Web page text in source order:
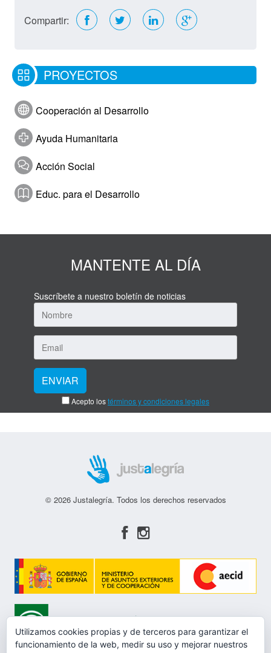
Compartir:
PROYECTOS
Cooperación al Desarrollo
Ayuda Humanitaria
Acción Social
Educ. para el Desarrollo
MANTENTE AL DÍA
Suscríbete a nuestro boletín de noticias
Acepto lostérminos y condiciones legales
© 2026 Justalegría. Todos los derechos reservados
Utilizamos cookies propias y de terceros para garantizar el
funcionamiento de la web, medir su uso y mejorar nuestros